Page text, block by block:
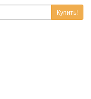
Купить!